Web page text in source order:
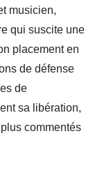
musicien,
qui suscite une
placement en
de défense
de
sa libération,
commentés